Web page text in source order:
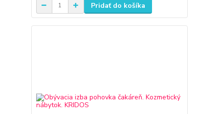
Pridať do košíka